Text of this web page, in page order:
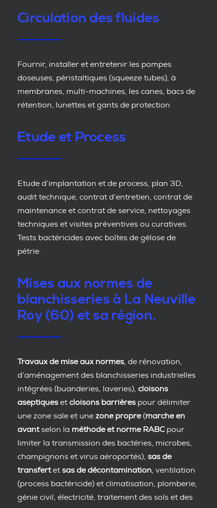
Circulation des fluides
Fournir, installer et entretenir les pompes
doseuses, péristaltiques (squeeze tubes), à
membranes, multi-machines, les canes, bacs de
rétention, lunettes et gants de protection
Etude et Process
Etude d’implantation et de process, plan 3D,
audit technique, contrat d’entretien, contrat de
maintenance et contrat de service, nettoyages
techniques et visites préventives ou curatives.
Tests bactéricides avec boîtes de gélose de
pétrie.
Mises aux normes de
blanchisseries à La Neuville
Roy (60) et sa région.
Travaux de mise aux normes , de rénovation,
d’aménagement des blanchisseries industrielles
intégrées (buanderies, laveries), cloisons
aseptiques et cloisons barrières pour délimiter
une zone sale et une zone propre(marche en
avantselon la méthode et norme RABCpour
limiter la transmission des bactéries, microbes,
champignons et virus aéroportés), sas de
transfertet sas de décontamination , ventilation
(process bactéricide) et climatisation, plomberie,
génie civil, électricité, traitement des sols et des